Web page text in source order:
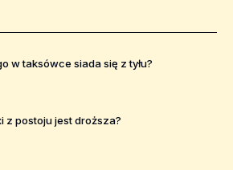
w taksówce siada się z tyłu?
z postoju jest droższa?